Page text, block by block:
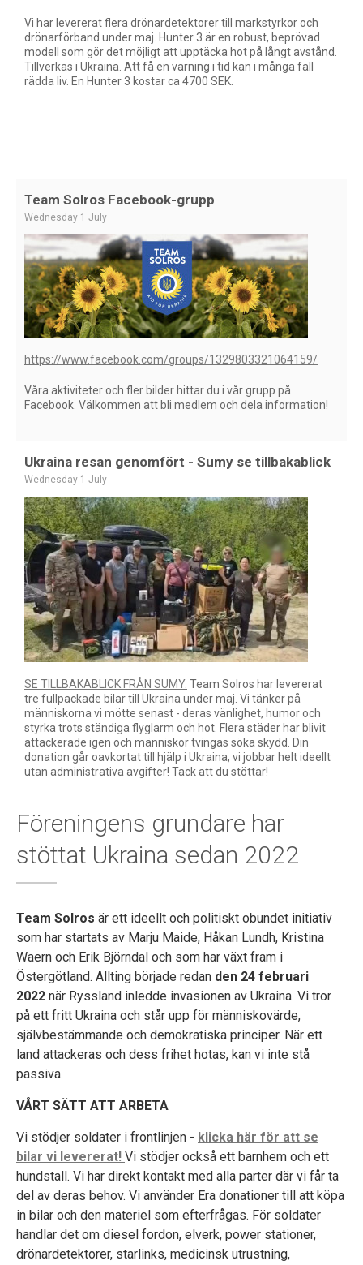
Vi har levererat flera drönardetektorer till markstyrkor och
drönarförband under maj. Hunter 3 är en robust, beprövad
modell som gör det möjligt att upptäcka hot på långt avstånd.
Tillverkas i Ukraina. Att få en varning i tid kan i många fall
rädda liv. En Hunter 3 kostar ca 4700 SEK.
Team Solros Facebook-grupp
Wednesday 1 July
https://www.facebook.com/groups/1329803321064159/
Våra aktiviteter och fler bilder hittar du i vår grupp på
Facebook. Välkommen att bli medlem och dela information!
Ukraina resan genomfört - Sumy se tillbakablick
Wednesday 1 July
SE TILLBAKABLICK FRÅN SUMY. Team Solros har levererat
tre fullpackade bilar till Ukraina under maj. Vi tänker på
människorna vi mötte senast - deras vänlighet, humor och
styrka trots ständiga flyglarm och hot. Flera städer har blivit
attackerade igen och människor tvingas söka skydd. Din
donation går oavkortat till hjälp i Ukraina, vi jobbar helt ideellt
utan administrativa avgifter! Tack att du stöttar!
Föreningens grundare har
stöttat Ukraina sedan 2022
Team Solros är ett ideellt och politiskt obundet initiativ
som har startats av Marju Maide, Håkan Lundh, Kristina
Waern och Erik Björndal och som har växt fram i
Östergötland. Allting började redan den 24 februari
2022 när Ryssland inledde invasionen av Ukraina. Vi tror
på ett fritt Ukraina och står upp för människovärde,
självbestämmande och demokratiska principer. När ett
land attackeras och dess frihet hotas, kan vi inte stå
passiva.
VÅRT SÄTT ATT ARBETA
Vi stödjer soldater i frontlinjen - klicka här för att se
bilar vi levererat! Vi stödjer också ett barnhem och ett
hundstall. Vi har direkt kontakt med alla parter där vi får ta
del av deras behov. Vi använder Era donationer till att köpa
in bilar och den materiel som efterfrågas. För soldater
handlar det om diesel fordon, elverk, power stationer,
drönardetektorer, starlinks, medicinsk utrustning,